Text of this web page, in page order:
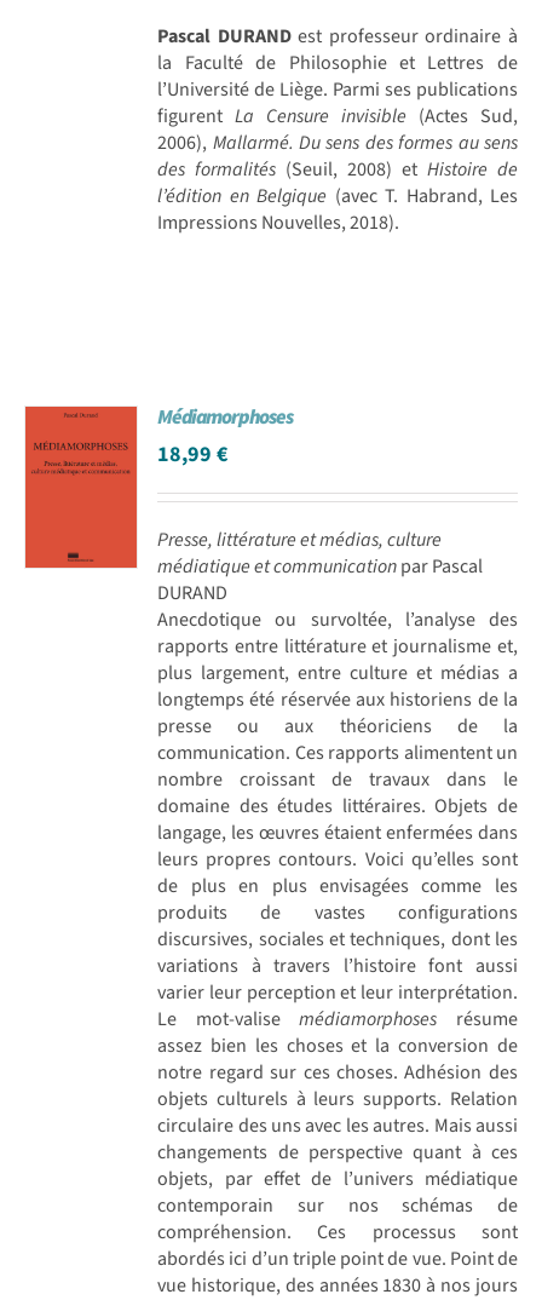
Pascal DURANDest professeur ordinaire à
la Faculté de Philosophie et Lettres de
l’Université de Liège. Parmi ses publications
figurent La Censure invisible (Actes Sud,
2006), Mallarmé. Du sens des formes au sens
des formalités (Seuil, 2008) etHistoire de
l’édition en Belgique (avec T. Habrand, Les
Impressions Nouvelles, 2018).
Médiamorphoses
18,99€
Presse, littérature et médias, culture
médiatique et communicationpar Pascal
DURAND
Anecdotique ou survoltée, l’analyse des
rapports entre littérature et journalisme et,
plus largement, entre culture et médias a
longtemps été réservée aux historiens de la
presse ou aux théoriciens de la
communication. Ces rapports alimentent un
nombre croissant de travaux dans le
domaine des études littéraires. Objets de
langage, les œuvres étaient enfermées dans
leurs propres contours. Voici qu’elles sont
de plus en plus envisagées comme les
produits de vastes configurations
discursives, sociales et techniques, dont les
variations à travers l’histoire font aussi
varier leur perception et leur interprétation.
Le mot-valisemédiamorphoses résume
assez bien les choses et la conversion de
notre regard sur ces choses. Adhésion des
objets culturels à leurs supports. Relation
circulaire des uns avec les autres. Mais aussi
changements de perspective quant à ces
objets, par effet de l’univers médiatique
contemporain sur nos schémas de
compréhension. Ces processus sont
abordés ici d’un triple point de vue. Point de
vue historique, des années 1830 à nos jours